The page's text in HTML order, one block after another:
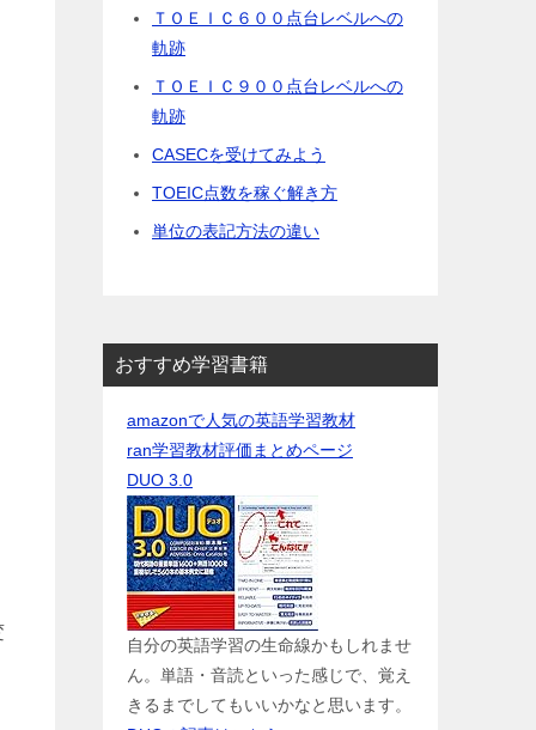
ＴＯＥＩＣ６００点台レベルへの
軌跡
ＴＯＥＩＣ９００点台レベルへの
軌跡
CASECを受けてみよう
TOEIC点数を稼ぐ解き方
単位の表記方法の違い
おすすめ学習書籍
amazonで人気の英語学習教材
ran学習教材評価まとめページ
DUO 3.0
自分の英語学習の生命線かもしれませ
ん。単語・音読といった感じで、覚え
きるまでしてもいいかなと思います。